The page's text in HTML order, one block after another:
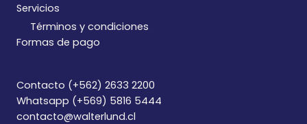
Servicios
Términos y condiciones
Formas de pago
Contacto (+562) 2633 2200
Whatsapp (+569) 5816 5444
contacto@walterlund.cl